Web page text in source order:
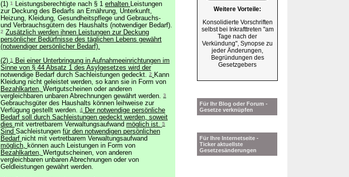
(1) 1 Leistungsberechtigte nach § 1 erhalten Leistungen
zur Deckung des Bedarfs an Ernährung, Unterkunft,
Heizung, Kleidung, Gesundheitspflege und Gebrauchs-
und Verbrauchsgütern des Haushalts (notwendiger Bedarf).
2 Zusätzlich werden ihnen Leistungen zur Deckung
persönlicher Bedürfnisse des täglichen Lebens gewährt
(notwendiger persönlicher Bedarf).
(2) 1
Bei einer Unterbringung in Aufnahmeeinrichtungen im
Sinne von § 44 Absatz 1 des Asylgesetzes wird der
notwendige Bedarf durch Sachleistungen gedeckt. 2
Kann
Kleidung nicht geleistet werden, so kann sie in Form von
Bezahlkarten, Wertgutscheinen oder anderen
vergleichbaren unbaren Abrechnungen gewährt werden. 3
Gebrauchsgüter des Haushalts können leihweise zur
Verfügung gestellt werden. 4 Der notwendige persönliche
Bedarf soll durch Sachleistungen gedeckt werden, soweit
dies mit vertretbarem Verwaltungsaufwand möglich ist. 5
Sind Sachleistungen für den notwendigen persönlichen
Bedarf nicht mit vertretbarem Verwaltungsaufwand
möglich, können auch Leistungen in Form von
Bezahlkarten, Wertgutscheinen, von anderen
vergleichbaren unbaren Abrechnungen oder von
Geldleistungen gewährt werden.
Weitere Vorteile:
Konsolidierte Vorschriften
selbst bei Inkrafttreten "am
Tage nach der
Verkündung", Synopse zu
jeder Änderungen,
Begründungen des
Gesetzgebers
Für Ihr Blog oder Forum -
Gesetze verknüpfen
Für Ihre Internetseite -
Ticker aktuellste
Gesetzesänderungen